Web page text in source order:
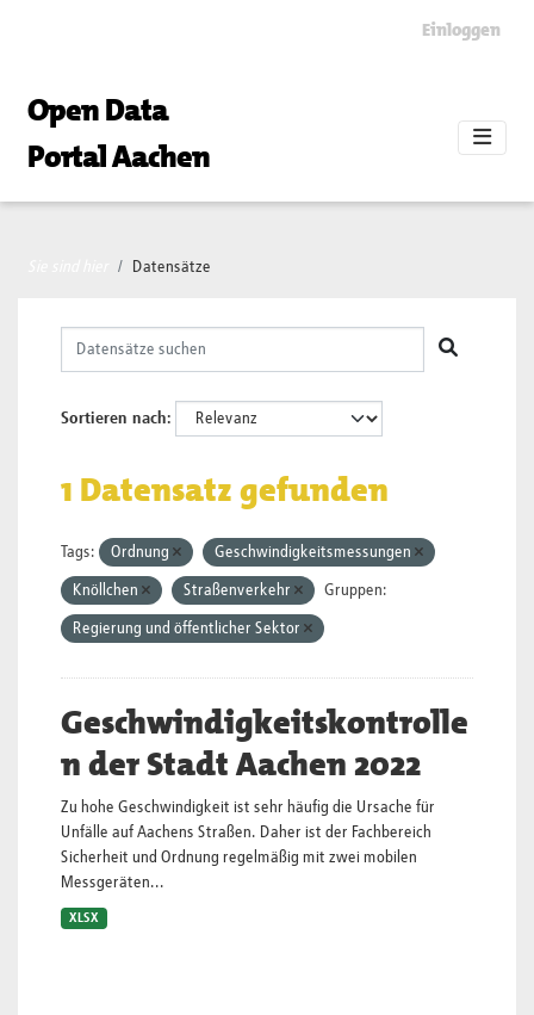
Einloggen
Open Data
Portal Aachen
Datensätze
Sortieren nach
1 Datensatz gefunden
Tags: Ordnung Geschwindigkeitsmessungen
Knöllchen Straßenverkehr Gruppen:
Regierung und öffentlicher Sektor
Geschwindigkeitskontrolle
n der Stadt Aachen 2022
Zu hohe Geschwindigkeit ist sehr häufig die Ursache für
Unfälle auf Aachens Straßen. Daher ist der Fachbereich
Sicherheit und Ordnung regelmäßig mit zwei mobilen
Messgeräten...
XLSX